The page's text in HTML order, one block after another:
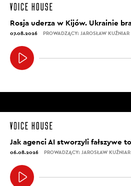
Rosja uderza w Kijów. Ukrainie
07.08.2026 PROWADZĄCY: JAROSŁAW KUŹNIAR
Jak agenci AI stworzyli fałszywe
06.08.2026 PROWADZĄCY: JAROSŁAW KUŹNIAR